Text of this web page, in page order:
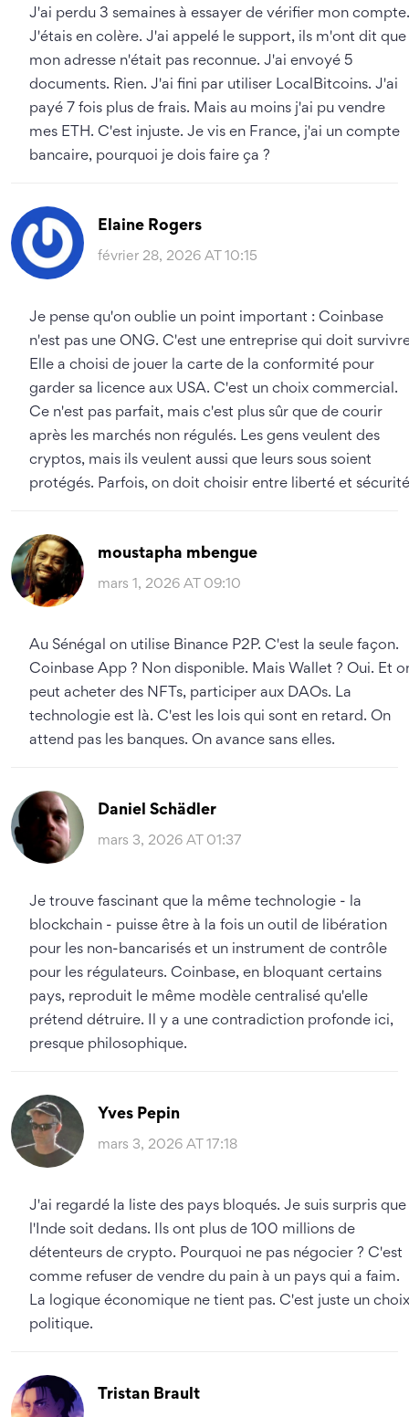
J'ai perdu 3 semaines à essayer de vérifier mon compte.
J'étais en colère. J'ai appelé le support, ils m'ont dit que
mon adresse n'était pas reconnue. J'ai envoyé 5
documents. Rien. J'ai fini par utiliser LocalBitcoins. J'ai
payé 7 fois plus de frais. Mais au moins j'ai pu vendre
mes ETH. C'est injuste. Je vis en France, j'ai un compte
bancaire, pourquoi je dois faire ça ?
Elaine Rogers
février 28, 2026 AT 10:15
Je pense qu'on oublie un point important : Coinbase
n'est pas une ONG. C'est une entreprise qui doit
Elle a choisi de jouer la carte de la conformité pour
garder sa licence aux USA. C'est un choix commercial.
Ce n'est pas parfait, mais c'est plus sûr que de courir
après les marchés non régulés. Les gens veulent des
cryptos, mais ils veulent aussi que leurs sous soient
protégés. Parfois, on doit choisir entre liberté et
moustapha mbengue
mars 1, 2026 AT 09:10
Au Sénégal on utilise Binance P2P. C'est la seule façon.
Coinbase App ? Non disponible. Mais Wallet ? Oui. Et
peut acheter des NFTs, participer aux DAOs. La
technologie est là. C'est les lois qui sont en retard. On
attend pas les banques. On avance sans elles.
Daniel Schädler
mars 3, 2026 AT 01:37
Je trouve fascinant que la même technologie - la
blockchain - puisse être à la fois un outil de libération
pour les non-bancarisés et un instrument de contrôle
pour les régulateurs. Coinbase, en bloquant certains
pays, reproduit le même modèle centralisé qu'elle
prétend détruire. Il y a une contradiction profonde ici,
presque philosophique.
Yves Pepin
mars 3, 2026 AT 17:18
J'ai regardé la liste des pays bloqués. Je suis surpris que
l'Inde soit dedans. Ils ont plus de 100 millions de
détenteurs de crypto. Pourquoi ne pas négocier ? C'est
comme refuser de vendre du pain à un pays qui a faim.
La logique économique ne tient pas. C'est juste un choix
politique.
Tristan Brault